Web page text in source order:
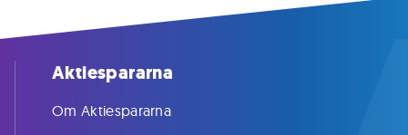
Aktiespararna
Om Aktiespararna